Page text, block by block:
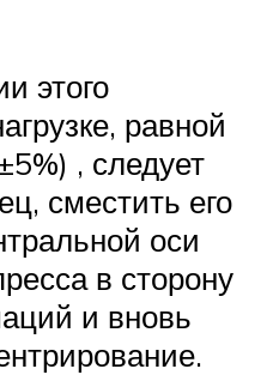
этого
равной
, следует
сместить его
оси
в сторону
и вновь